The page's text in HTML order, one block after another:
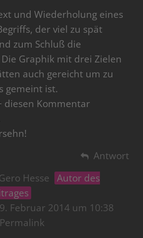
und Wiederholung eines
der viel zu spät
zum Schluß die
Graphik mit drei Zielen
auch gereicht um zu
gemeint ist.
diesen Kommentar
Antwort
Hesse
Autor des
9. Februar 2014 um 10:38
Permalink